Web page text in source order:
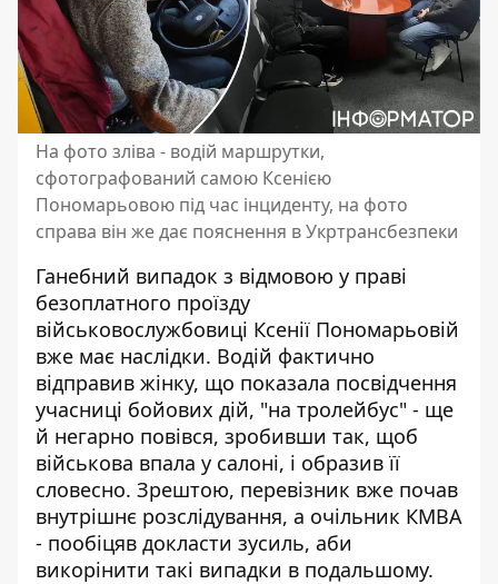
На фото зліва - водій маршрутки,
сфотографований самою Ксенією
Пономарьовою під час інциденту, на фото
справа він же дає пояснення в Укртрансбезпеки
Ганебний випадок з відмовою у праві
безоплатного проїзду
військовослужбовиці Ксенії Пономарьовій
вже має наслідки. Водій фактично
відправив жінку, що показала посвідчення
учасниці бойових дій, "на тролейбус" - ще
й негарно повівся, зробивши так, щоб
військова впала у салоні, і образив її
словесно. Зрештою, перевізник вже почав
внутрішнє розслідування, а очільник КМВА
- пообіцяв докласти зусиль, аби
викорінити такі випадки в подальшому.